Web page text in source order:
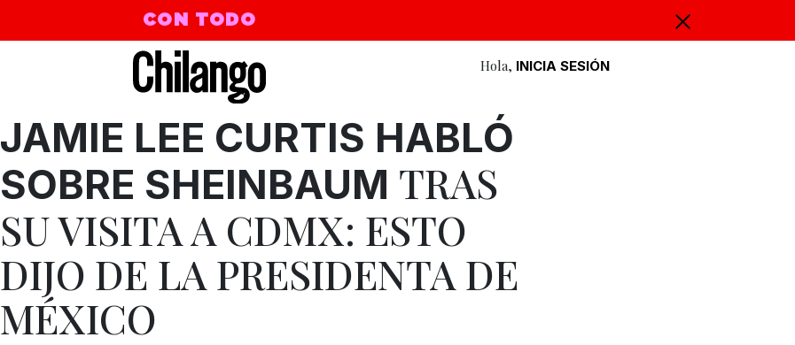
CON TODO
Hola, INICIA SESIÓN
JAMIE LEE CURTIS HABLÓ
SOBRE SHEINBAUM TRAS
SU VISITA A CDMX: ESTO
DIJO DE LA PRESIDENTA DE
MÉXICO